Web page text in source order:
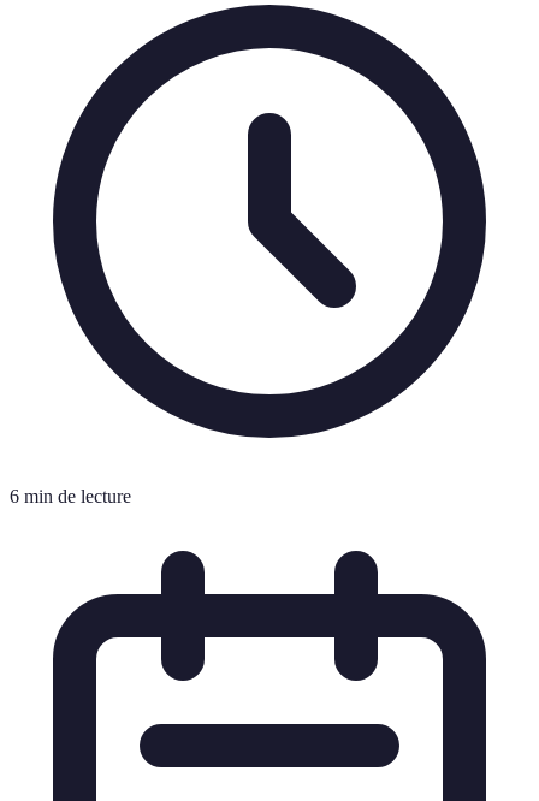
6 min de lecture